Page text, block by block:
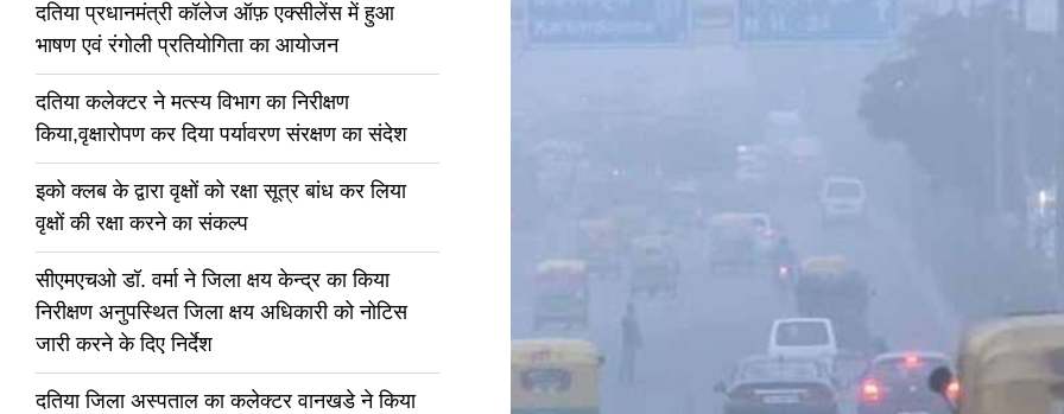
दतिया प्रधानमंत्री कॉलेज ऑफ़ एक्सीलेंस में हुआ
भाषण एवं रंगोली प्रतियोगिता का आयोजन
दतिया कलेक्टर ने मत्स्य विभाग का निरीक्षण
किया,वृक्षारोपण कर दिया पर्यावरण संरक्षण का संदेश
इको क्लब के द्वारा वृक्षों को रक्षा सूत्र बांध कर लिया
वृक्षों की रक्षा करने का संकल्प
सीएमएचओ डॉ. वर्मा ने जिला क्षय केन्द्र का किया
निरीक्षण अनुपस्थित जिला क्षय अधिकारी को नोटिस
जारी करने के दिए निर्देश
दतिया जिला अस्पताल का कलेक्टर वानखडे ने किया